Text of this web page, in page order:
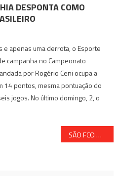
DESPONTA COMO
e apenas uma derrota, o Esporte
campanha no Campeonato
por Rogério Ceni ocupa a
14 pontos, mesma pontuação do
jogos. No último domingo, 2, o
SÃO FCO DO CONDE RECEBERÁ DOSES DA CORONAVAC NESTA TERÇA